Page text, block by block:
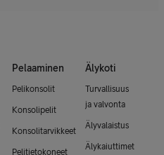
Pelaaminen
Pelikonsolit
Konsolipelit
Konsolitarvikkeet
Pelitietokoneet
Älykoti
Turvallisuus
ja valvonta
Älyvalaistus
Älykaiuttimet